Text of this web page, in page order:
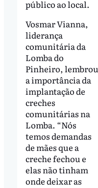
público ao local.
Vosmar Vianna,
liderança
comunitária da
Lomba do
Pinheiro, lembrou
a importância da
implantação de
creches
comunitárias na
Lomba. “Nós
temos demandas
de mães que a
creche fechou e
elas não tinham
onde deixar as